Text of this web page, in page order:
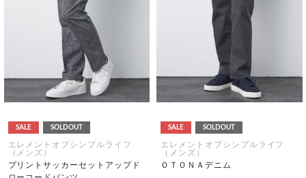
SALE SOLDOUT
エレメントオブシンプルライフ
（メンズ）
プリントサッカーセットアップド
SALE SOLDOUT
エレメントオブシンプルライフ
（メンズ）
ＯＴＯＮＡデニム